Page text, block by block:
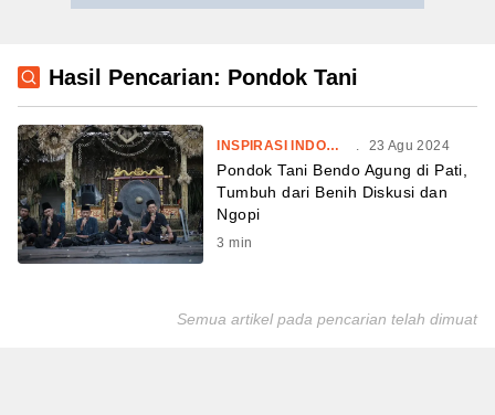
Hasil Pencarian: Pondok Tani
INSPIRASI INDONESIA . 23 Agu 2024
Pondok Tani Bendo Agung di Pati,
Tumbuh dari Benih Diskusi dan
Ngopi
3 min
Semua artikel pada pencarian telah dimuat